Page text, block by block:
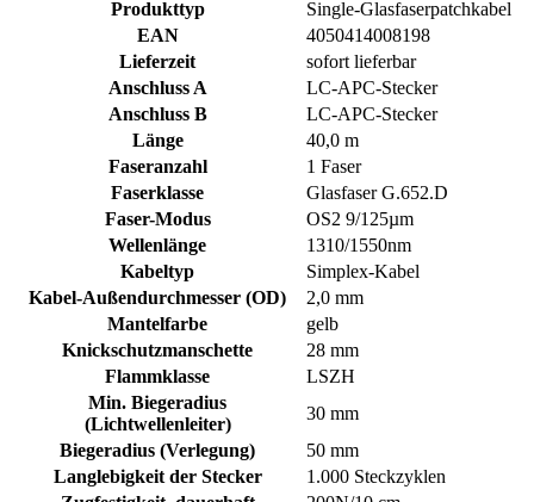
Produkttyp
Single-Glasfaserpatchkabel
EAN
4050414008198
Lieferzeit
sofort lieferbar
Anschluss A
LC-APC-Stecker
Anschluss B
LC-APC-Stecker
Länge
40,0 m
Faseranzahl
1 Faser
Faserklasse
Glasfaser G.652.D
Faser-Modus
OS2 9/125µm
Wellenlänge
1310/1550nm
Kabeltyp
Simplex-Kabel
Kabel-Außendurchmesser (OD)
2,0 mm
Mantelfarbe
gelb
Knickschutzmanschette
28 mm
Flammklasse
LSZH
Min. Biegeradius
(Lichtwellenleiter)
30 mm
Biegeradius (Verlegung)
50 mm
Langlebigkeit der Stecker
1.000 Steckzyklen